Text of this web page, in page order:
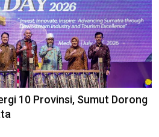
10 Provinsi, Sumut Dorong